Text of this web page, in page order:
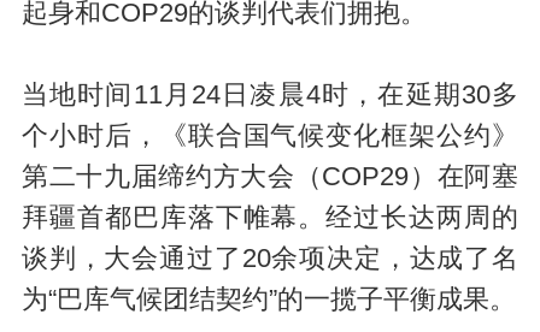
起身和COP29的谈判代表们拥抱。
当地时间11月24日凌晨4时，在延期30多
个小时后，《联合国气候变化框架公约》
第二十九届缔约方大会（COP29）在阿塞
拜疆首都巴库落下帷幕。经过长达两周的
谈判，大会通过了20余项决定，达成了名
为“巴库气候团结契约”的一揽子平衡成果。